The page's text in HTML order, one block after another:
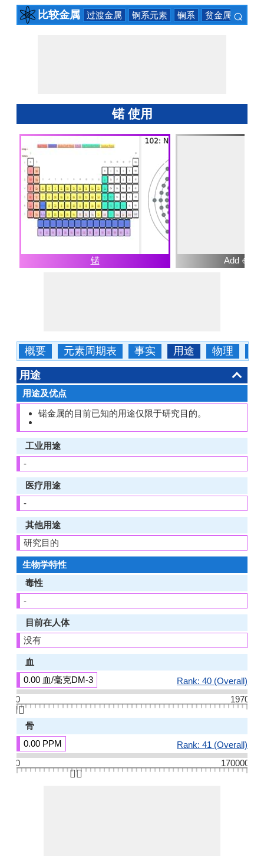
比较金属 过渡金属 锕系元素 镧系 贫金属 ⌕
锘 使用
锘 Add ⊕
概要 元素周期表 事实 用途 物理
用途
用途及优点
锘金属的目前已知的用途仅限于研究目的。
工业用途
-
医疗用途
-
其他用途
研究目的
生物学特性
毒性
-
目前在人体
没有
血
0.00 血/毫克DM-3
Rank: 40 (Overall)
0
1970
👆🏻
骨
0.00 PPM
Rank: 41 (Overall)
0
170000
👆🏻